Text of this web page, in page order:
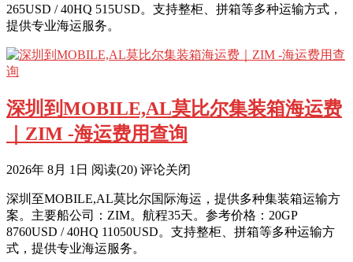
265USD / 40HQ 515USD。支持整柜、拼箱等多种运输方式，
提供专业海运服务。
深圳到MOBILE,AL莫比尔集装箱海运费
｜ZIM -海运费用查询
2026年 8月 1日 阅读(20) 评论关闭
深圳至MOBILE,AL莫比尔国际海运，提供多种集装箱运输方
案。主要船公司：ZIM。航程35天。参考价格：20GP
8760USD / 40HQ 11050USD。支持整柜、拼箱等多种运输方
式，提供专业海运服务。